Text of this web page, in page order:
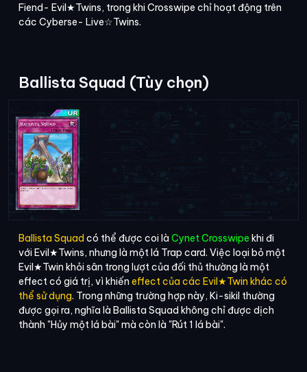
Fiend- Evil★Twins, trong khi Crosswipe chỉ hoạt động trên
các Cyberse- Live☆Twins.
Ballista Squad (Tùy chọn)
Ballista Squad có thể được coi là Cynet Crosswipe khi đi
với Evil★Twins, nhưng là một lá Trap card. Việc loại bỏ một
Evil★Twin khỏi sân trong lượt của đối thủ thường là một
effect có giá trị, vì khiến effect của các Evil★Twin khác có
thể sử dụng. Trong những trường hợp này, Ki-sikil thường
được gọi ra, nghĩa là Ballista Squad không chỉ được dịch
thành "Hủy một lá bài" mà còn là "Rút 1 lá bài".